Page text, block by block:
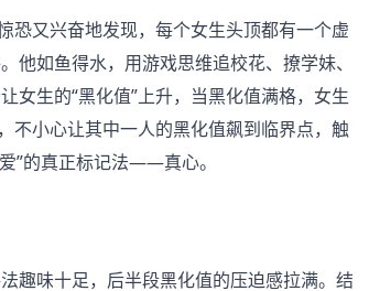
恐又兴奋地发现，每个女生头顶都有一个虚
他如鱼得水，用游戏思维追校花、撩学妹、
女生的“黑化值”上升，当黑化值满格，女生
不小心让其中一人的黑化值飙到临界点，触
”的真正标记法——真心。
趣味十足，后半段黑化值的压迫感拉满。结